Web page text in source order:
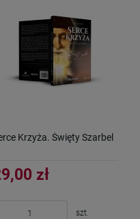
Krzyża. Święty Szarbel
zł
szt.